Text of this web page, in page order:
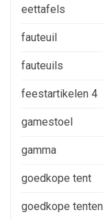
eettafels
fauteuil
fauteuils
feestartikelen 4
gamestoel
gamma
goedkope tent
goedkope tenten